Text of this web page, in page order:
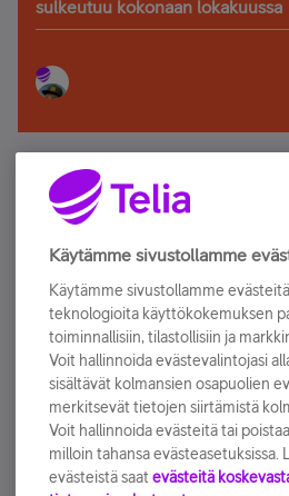
sulkeutuu kokonaan lokakuussa
Älä jää paitsi – osallistu
Tilaa Telian uutiskirje ja olet
sähköpostiisi.
Tilaa nyt
Käytämme sivustollamme
Käytämme sivustollamme
teknologioita käyttökokemuksen
toiminnallisiin, tilastollisiin ja
Voit hallinnoida evästevalintojasi
sisältävät kolmansien osapuolien
merkitsevät tietojen siirtämistä
Voit hallinnoida evästeitä tai
milloin tahansa evästeasetuksissa.
evästeistä saat evästeitä